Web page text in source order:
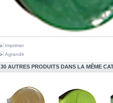
Imprimer
Agrandir
30 AUTRES PRODUITS DANS LA MÊME